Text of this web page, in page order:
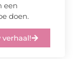
een
doen.